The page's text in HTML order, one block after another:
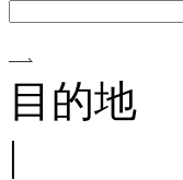
目的地
|